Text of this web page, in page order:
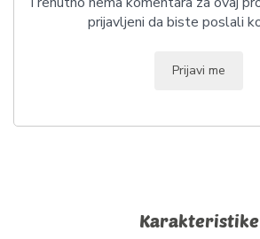
prijavljeni da biste poslali
Prijavi me
Karakteristike